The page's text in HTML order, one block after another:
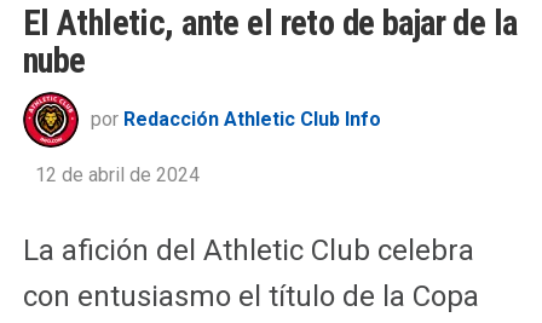
El Athletic, ante el reto de bajar de la
nube
por Redacción Athletic Club Info
12 de abril de 2024
La afición del Athletic Club celebra
con entusiasmo el título de la Copa